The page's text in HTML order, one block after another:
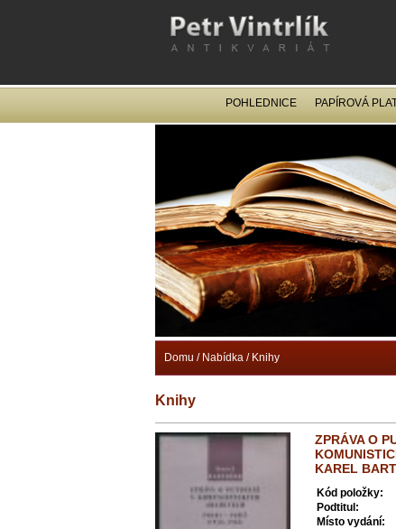
Knihy
ZPRÁVA O
KAREL
Kód položky:
Podtitul:
Místo vydání:
POHLEDNICE PAPÍROVÁ
Domu / Nabídka / Knihy